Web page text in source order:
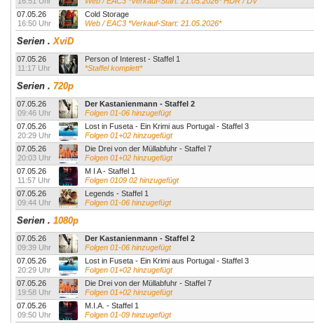
07.05.26
16:50 Uhr
Cold Storage
Web / EAC3 *Verkauf-Start: 21.05.2026*
Serien .XviD
07.05.26
11:17 Uhr
Person of Interest - Staffel 1
*Staffel komplett*
Serien . 720p
07.05.26
09:46 Uhr
Der Kastanienmann - Staffel 2
Folgen 01-06 hinzugefügt
07.05.26
20:29 Uhr
Lost in Fuseta - Ein Krimi aus Portugal - Staffel 3
Folgen 01+02 hinzugefügt
07.05.26
20:03 Uhr
Die Drei von der Müllabfuhr - Staffel 7
Folgen 01+02 hinzugefügt
07.05.26
11:57 Uhr
M I A - Staffel 1
Folgen 0109 02 hinzugefügt
07.05.26
09:44 Uhr
Legends - Staffel 1
Folgen 01-06 hinzugefügt
Serien . 1080p
07.05.26
09:39 Uhr
Der Kastanienmann - Staffel 2
Folgen 01-06 hinzugefügt
07.05.26
20:29 Uhr
Lost in Fuseta - Ein Krimi aus Portugal - Staffel 3
Folgen 01+02 hinzugefügt
07.05.26
19:58 Uhr
Die Drei von der Müllabfuhr - Staffel 7
Folgen 01+02 hinzugefügt
07.05.26
09:50 Uhr
M.I.A. - Staffel 1
Folgen 01-09 hinzugefügt